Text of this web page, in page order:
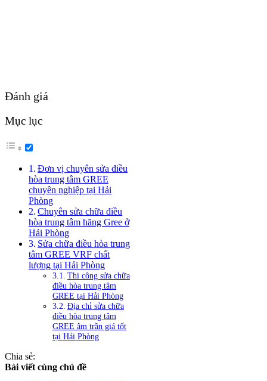
Đánh giá
Mục lục
Đơn vị chuyên sửa điều
hòa trung tâm GREE
chuyên nghiệp tại Hải
Phòng
Chuyên sửa chữa điều
hòa trung tâm hãng Gree ở
Hải Phòng
Sửa chữa điều hòa trung
tâm GREE VRF chất
lượng tại Hải Phòng
Thi công sửa chữa
điều hòa trung tâm
GREE tại Hải Phòng
Địa chỉ sửa chữa
điều hòa trung tâm
GREE âm trần giá tốt
tại Hải Phòng
Chia sẻ:
Bài viết cùng chủ đề